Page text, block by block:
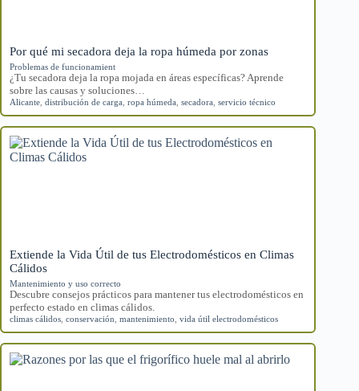
Por qué mi secadora deja la ropa húmeda por zonas
Problemas de funcionamient
¿Tu secadora deja la ropa mojada en áreas específicas? Aprende
sobre las causas y soluciones…
Alicante distribución de carga ropa húmeda secadora servicio técnico
Extiende la Vida Útil de tus Electrodomésticos en Climas
Cálidos
Mantenimiento y uso correcto
Descubre consejos prácticos para mantener tus electrodomésticos en
perfecto estado en climas cálidos.
climas cálidos conservación mantenimiento vida útil electrodomésticos